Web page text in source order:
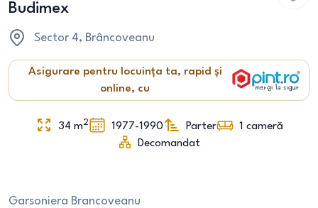
Budimex
Sector 4, Brâncoveanu
Asigurare pentru locuința ta, rapid și
online, cu
34 m2 1977-1990 Parter 1 cameră
Decomandat
Garsoniera Brancoveanu